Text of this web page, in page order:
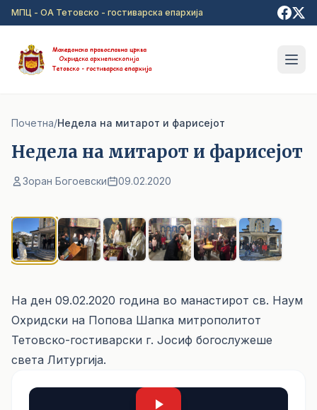
Прејди на главна содржина
МПЦ - ОА Тетовско - гостиварска епархија
Почетна/Недела на митарот и фарисејот
Недела на митарот и фарисејот
Зоран Богоевски 09.02.2020
На ден 09.02.2020 година во манастирот св. Наум
Охридски на Попова Шапка митрополитот
Тетовско-гостиварски г. Јосиф богослужеше
света Литургија.